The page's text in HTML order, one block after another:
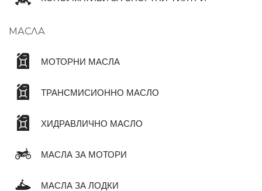
МАСЛА
МОТОРНИ МАСЛА
ТРАНСМИСИОННО МАСЛО
ХИДРАВЛИЧНО МАСЛО
МАСЛА ЗА МОТОРИ
МАСЛА ЗА ЛОДКИ